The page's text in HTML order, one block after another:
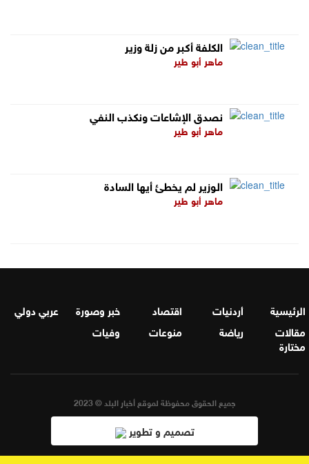
الكلفة أكبر من زلة وزير
ماهر أبو طير
نصدق الإشاعات ونكذب النفي
ماهر أبو طير
الوزير لم يخطئ أيها السادة
ماهر أبو طير
الرئيسية أردنيات اقتصاد خبر وصورة
عربي دولي
مقالات
مختارة
رياضة منوعات وفيات
جميع الحقوق محفوظة لموقع أخبار البلد © 2023
تصميم و تطوير